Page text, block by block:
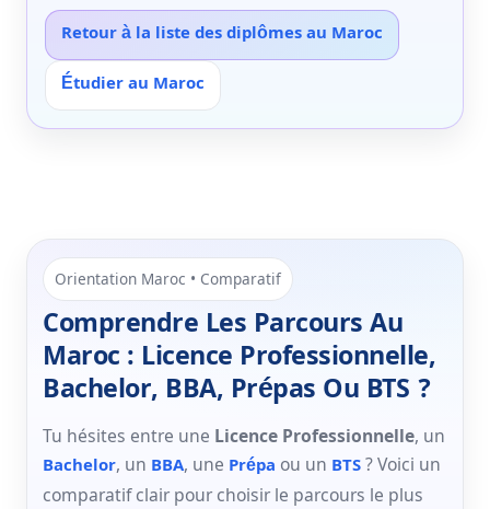
Retour à la liste des diplômes au Maroc
Étudier au Maroc
Orientation Maroc • Comparatif
Comprendre Les Parcours Au
Maroc : Licence Professionnelle,
Bachelor, BBA, Prépas Ou BTS ?
Tu hésites entre une Licence Professionnelle, un
Bachelor, un BBA, une Prépa ou un BTS? Voici un
comparatif clair pour choisir le parcours le plus